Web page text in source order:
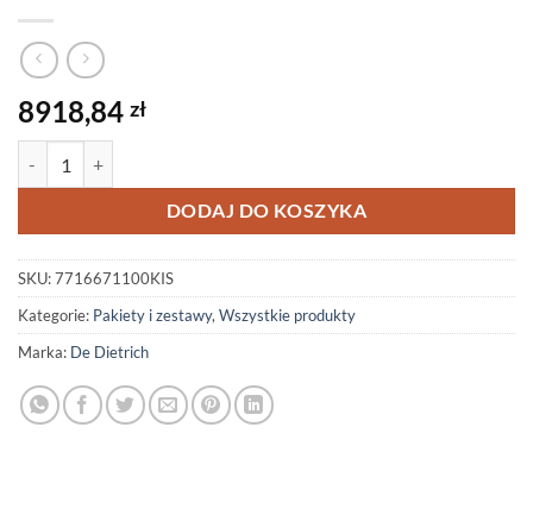
8918,84 zł
DODAJ DO KOSZYKA
SKU:7716671100KIS
Kategorie: Pakiety i zestawy,Wszystkie produkty
Marka: De Dietrich